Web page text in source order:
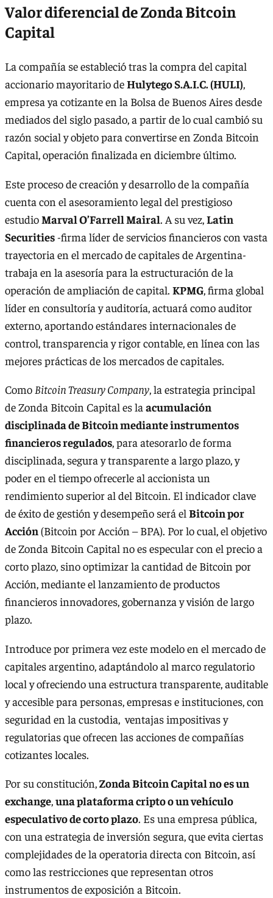
Valor diferencial de Zonda Bitcoin
Capital
La compañía se estableció tras la compra del capital
accionario mayoritario deHulytego S.A.I.C. (HULI),
empresa ya cotizante en la Bolsa de Buenos Aires desde
mediados del siglo pasado, a partir de lo cual cambió su
razón social y objeto para convertirse en Zonda Bitcoin
Capital, operación finalizada en diciembre último.
Este proceso de creación y desarrollo de la compañía
cuenta con el asesoramiento legal del prestigioso
estudioMarval O’Farrell Mairal. A su vez, Latin
Securities-firma líder de servicios financieros con vasta
trayectoria en el mercado de capitales de Argentina-
trabaja en la asesoría para la estructuración de la
operación de ampliación de capital. KPMG , firma global
líder en consultoría y auditoría, actuará como auditor
externo, aportando estándares internacionales de
control, transparencia y rigor contable, en línea con las
mejores prácticas de los mercados de capitales.
Como Bitcoin Treasury Company, la estrategia principal
de Zonda Bitcoin Capital es la acumulación
disciplinada de Bitcoin mediante instrumentos
financieros regulados, para atesorarlo de forma
disciplinada, segura y transparente a largo plazo, y
poder en el tiempo ofrecerle al accionista un
rendimiento superior al del Bitcoin. El indicador clave
de éxito de gestión y desempeño será el Bitcoin por
Acción(Bitcoin por Acción – BPA). Por lo cual, el objetivo
de Zonda Bitcoin Capital no es especular con el precio a
corto plazo, sino optimizar la cantidad de Bitcoin por
Acción, mediante el lanzamiento de productos
financieros innovadores, gobernanza y visión de largo
plazo.
Introduce por primera vez este modelo en el mercado de
capitales argentino, adaptándolo al marco regulatorio
local y ofreciendo una estructura transparente, auditable
y accesible para personas, empresas e instituciones, con
seguridad en la custodia, ventajas impositivas y
regulatorias que ofrecen las acciones de compañías
cotizantes locales.
Por su constitución,Zonda Bitcoin Capital no es un
exchange,una plataforma cripto o un vehículo
especulativo de corto plazo. Es una empresa pública,
con una estrategia de inversión segura, que evita ciertas
complejidades de la operatoria directa con Bitcoin, así
como las restricciones que representan otros
instrumentos de exposición a Bitcoin.